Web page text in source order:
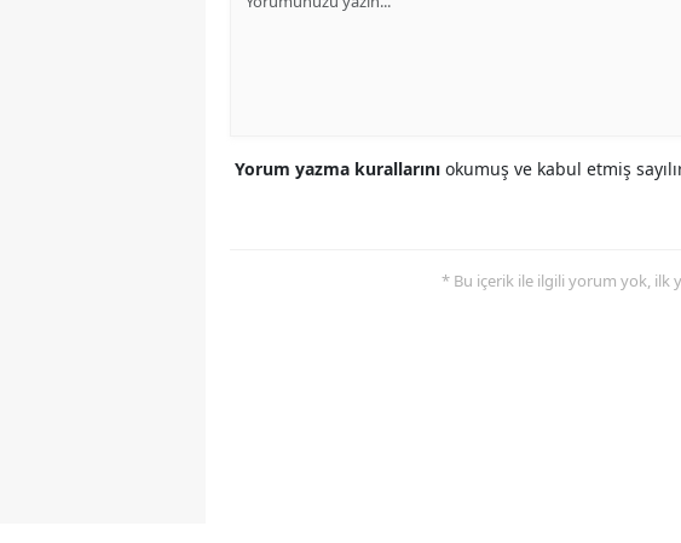
Yorum yazma kurallarını okumuş ve kabul etmiş
* Bu içerik ile ilgili yorum yok, ilk